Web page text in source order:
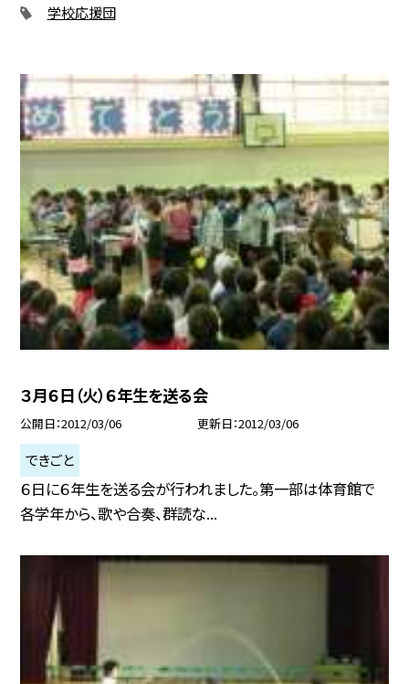
学校応援団
３月６日（火）６年生を送る会
公開日 2012/03/06 更新日 2012/03/06
できごと
６日に６年生を送る会が行われました。第一部は体育館で
各学年から、歌や合奏、群読な...